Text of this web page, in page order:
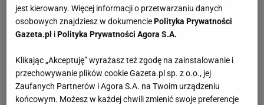
jest kierowany. Więcej informacji o przetwarzaniu danych
osobowych znajdziesz w dokumenciePolityka Prywatności
Gazeta.pl iPolityka Prywatności Agora S.A.
Klikając „Akceptuję” wyrażasz też zgodę na zainstalowanie i
przechowywanie plików cookie Gazeta.pl sp. z o.o., jej
Zaufanych Partnerów i Agora S.A. na Twoim urządzeniu
końcowym. Możesz w każdej chwili zmienić swoje preferencje